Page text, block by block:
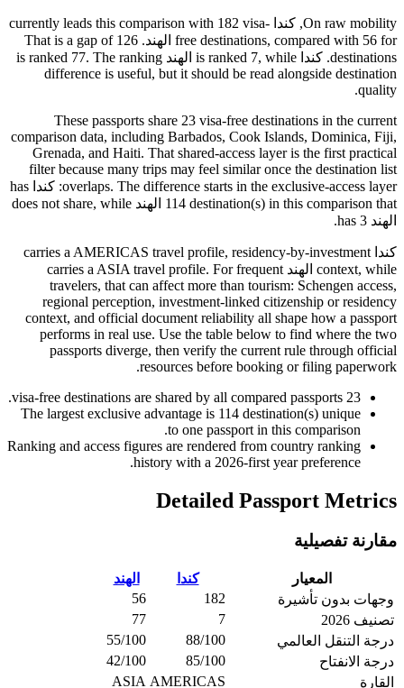
On raw mobility, كندا currently leads this comparison with 182 visa-
free destinations, compared with 56 for الهند. That is a gap of 126
destinations. كندا is ranked 7, while الهند is ranked 77. The ranking
difference is useful, but it should be read alongside destination
quality.
These passports share 23 visa-free destinations in the current
comparison data, including Barbados, Cook Islands, Dominica, Fiji,
Grenada, and Haiti. That shared-access layer is the first practical
filter because many trips may feel similar once the destination list
overlaps. The difference starts in the exclusive-access layer: كندا has
114 destination(s) in this comparison that الهند does not share, while
الهند has 3.
كندا carries a AMERICAS travel profile, residency-by-investment
context, while الهند carries a ASIA travel profile. For frequent
travelers, that can affect more than tourism: Schengen access,
regional perception, investment-linked citizenship or residency
context, and official document reliability all shape how a passport
performs in real use. Use the table below to find where the two
passports diverge, then verify the current rule through official
resources before booking or filing paperwork.
23
The largest exclusive advantage is 114 destination(s) unique
to one passport in this comparison.
Ranking and access figures are rendered from country ranking
history with a 2026-first year preference.
Detailed Passport Metrics
مقارنة تفصيلية
المعيار كندا
الهند
وجهات بدون تأشيرة
182
56
تصنيف 2026
7
77
درجة التنقل العالمي
88/100
55/100
درجة الانفتاح
85/100
42/100
القارة
AMERICAS
ASIA